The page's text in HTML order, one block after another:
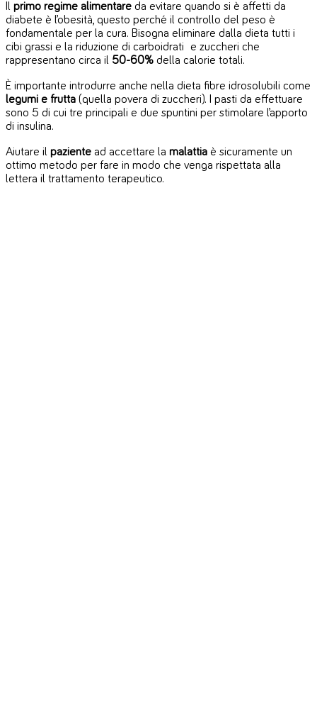
Il primo regime alimentare da evitare quando si è affetti da
diabete è l’obesità, questo perché il controllo del peso è
fondamentale per la cura. Bisogna eliminare dalla dieta tutti i
cibi grassi e la riduzione di carboidrati e zuccheri che
rappresentano circa il 50-60% della calorie totali.
È importante introdurre anche nella dieta fibre idrosolubili come
legumi e frutta (quella povera di zuccheri). I pasti da effettuare
sono 5 di cui tre principali e due spuntini per stimolare l’apporto
di insulina.
Aiutare il paziente ad accettare la malattia è sicuramente un
ottimo metodo per fare in modo che venga rispettata alla
lettera il trattamento terapeutico.